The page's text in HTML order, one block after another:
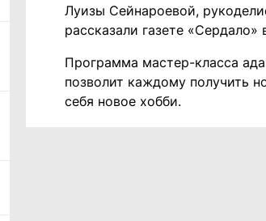
Луизы Сейнароевой,
рассказали газете
Программа мастер-класса
позволит каждому получить
себя новое хобби.